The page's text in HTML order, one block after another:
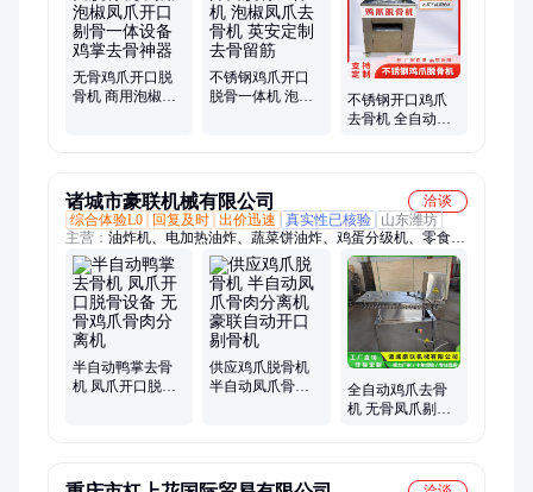
机、不锈钢立式平口搅拌机、不锈钢鼓式混合机
无骨鸡爪开口脱
骨机 商用泡椒凤
不锈钢鸡爪开口
脱骨一体机 泡椒
不锈钢开口鸡爪
去骨机 全自动凤
诸城市豪联机械有限公司
洽谈
综合体验L0
回复及时 出价迅速 真实性已核验
山东潍坊
主营： 油炸机、电加热油炸、蔬菜饼油炸、鸡蛋分级机、零食油
炸设备、煎蛋机、荷包蛋机、洗蛋机、蛋品大小挑选机、大米饼
机
半自动鸭掌去骨
机 凤爪开口脱骨
供应鸡爪脱骨机
半自动凤爪骨肉
全自动鸡爪去骨
机 无骨凤爪剔骨